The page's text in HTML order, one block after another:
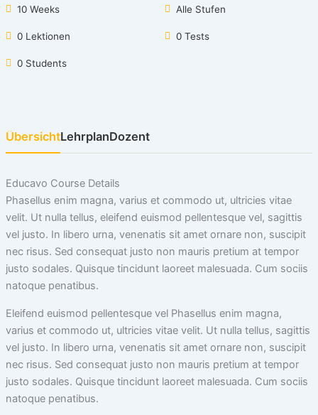
10 Weeks Alle Stufen
0 Lektionen 0 Tests
0 Students
ÜbersichtLehrplanDozent
Educavo Course Details
Phasellus enim magna, varius et commodo ut, ultricies vitae
velit. Ut nulla tellus, eleifend euismod pellentesque vel, sagittis
vel justo. In libero urna, venenatis sit amet ornare non, suscipit
nec risus. Sed consequat justo non mauris pretium at tempor
justo sodales. Quisque tincidunt laoreet malesuada. Cum sociis
natoque penatibus.
Eleifend euismod pellentesque vel Phasellus enim magna,
varius et commodo ut, ultricies vitae velit. Ut nulla tellus, sagittis
vel justo. In libero urna, venenatis sit amet ornare non, suscipit
nec risus. Sed consequat justo non mauris pretium at tempor
justo sodales. Quisque tincidunt laoreet malesuada. Cum sociis
natoque penatibus.